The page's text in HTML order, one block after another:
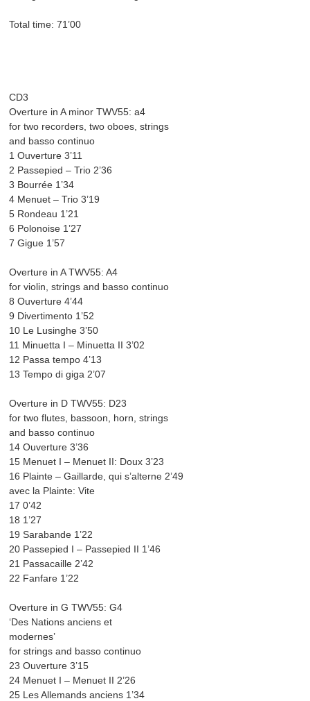
Total time: 71’00
CD3
Overture in A minor TWV55: a4
for two recorders, two oboes, strings
and basso continuo
1 Ouverture 3’11
2 Passepied – Trio 2’36
3 Bourrée 1’34
4 Menuet – Trio 3’19
5 Rondeau 1’21
6 Polonoise 1’27
7 Gigue 1’57
Overture in A TWV55: A4
for violin, strings and basso continuo
8 Ouverture 4’44
9 Divertimento 1’52
10 Le Lusinghe 3’50
11 Minuetta I – Minuetta II 3’02
12 Passa tempo 4’13
13 Tempo di giga 2’07
Overture in D TWV55: D23
for two flutes, bassoon, horn, strings
and basso continuo
14 Ouverture 3’36
15 Menuet I – Menuet II: Doux 3’23
16 Plainte – Gaillarde, qui s’alterne 2’49
avec la Plainte: Vite
17 0’42
18 1’27
19 Sarabande 1’22
20 Passepied I – Passepied II 1’46
21 Passacaille 2’42
22 Fanfare 1’22
Overture in G TWV55: G4
‘Des Nations anciens et
modernes’
for strings and basso continuo
23 Ouverture 3’15
24 Menuet I – Menuet II 2’26
25 Les Allemands anciens 1’34